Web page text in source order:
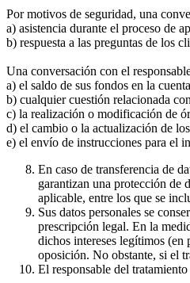
Por motivos de seguridad, una
a) asistencia durante el proceso de
b) respuesta a las preguntas de los
Una conversación con el
a) el saldo de sus fondos en la
b) cualquier cuestión relacionada
c) la realización o modificación de
d) el cambio o la actualización de
e) el envío de instrucciones para el
En caso de transferencia de
garantizan una protección de
aplicable, entre los que se
Sus datos personales se
prescripción legal. En la
dichos intereses legítimos (en
oposición. No obstante, si el
El responsable del